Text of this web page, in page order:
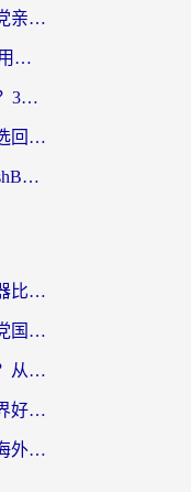
如何翻墙到中国免费？海外党亲测：从踩坑到选对加速器的全攻略
海外党必看：云极和Bling好用吗？3分钟教你选对回国加速器
从澳门用什么VPN访问国内？3个实用标准帮你避开坑，无缝刷剧听歌
穿梭和银河哪个好？海外党选回国加速器的避坑指南，附番茄加速器实测体验
海外党必看：ChickCN和FlashBack好用吗？3招教你选对回国加速器（附云极、HomeCN、斧牛vs艾果对比）
英国玩双生视界用什么加速器比较好？海外党亲测有效的国服游戏加速方案
泰国怎么玩傲世西游？海外党国服游戏加速终极攻略（附光明大陆量子特攻实测）
国外光明大陆加速器怎么选？从卡顿到丝滑的终极指南（含德国玩走开外星人墨西哥玩俄罗斯方块技巧）
在国外什么加速器玩双生视界好用？海外党亲测不踩坑的终极指南
在国外可以打炫舞时代吗？海外玩家国服游戏加速全攻略（附实测推荐）